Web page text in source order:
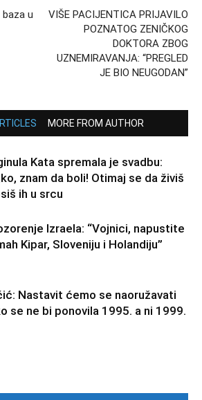
u
VIŠE PACIJENTICA PRIJAVILO
POZNATOG ZENIČKOG
DOKTORA ZBOG
UZNEMIRAVANJA: “PREGLED
JE BIO NEUGODAN”
MORE FROM AUTHOR
Kata spremala je svadbu:
znam da boli! Otimaj se da živiš
ih u srcu
Izraela: “Vojnici, napustite
Kipar, Sloveniju i Holandiju”
Nastavit ćemo se naoružavati
se ne bi ponovila 1995. a ni 1999.